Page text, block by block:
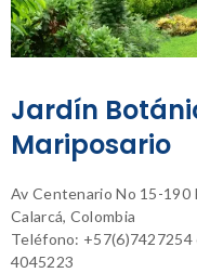
Jardín
Mariposario
Av Centenario No 15-190
Calarcá, Colombia
Teléfono:
4045223